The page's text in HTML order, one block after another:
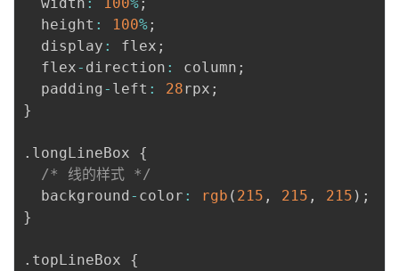
  height
: 100%;
  display
: flex ;
  flex
- direction : column ;
  padding
- left : 28rpx ;
}
. longLineBox {
/* 线的样式 */
  background
- color : rgb ( 215 , 215 , 215 ) ;
}
. topLineBox {